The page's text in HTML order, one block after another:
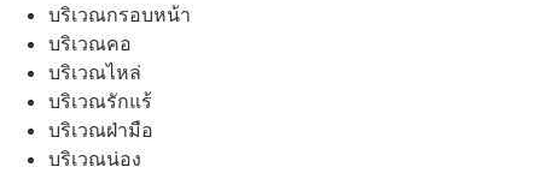
บริเวณกรอบหน้า
บริเวณคอ
บริเวณไหล่
บริเวณรักแร้
บริเวณฝ่ามือ
บริเวณน่อง